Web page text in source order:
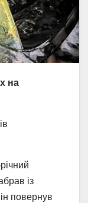
на
із
повернув